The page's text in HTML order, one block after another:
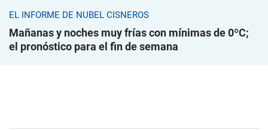
EL INFORME DE NUBEL CISNEROS
Mañanas y noches muy frías con mínimas de 0ºC;
el pronóstico para el fin de semana